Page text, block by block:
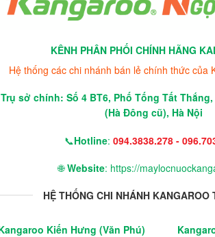
KÊNH PHÂN PHỐI CHÍNH HÃNG
Hệ thống các chi nhánh bán lẻ chính thức của
Trụ sở chính: Số 4 BT6, Phố Tống Tất
(Hà Đông cũ), Hà Nội
📞Hotline: 094.3838.278 -
🌐Website: https://
HỆ THỐNG CHI NHÁNH KANGAROO
Kiến Hưng (Văn Phú)